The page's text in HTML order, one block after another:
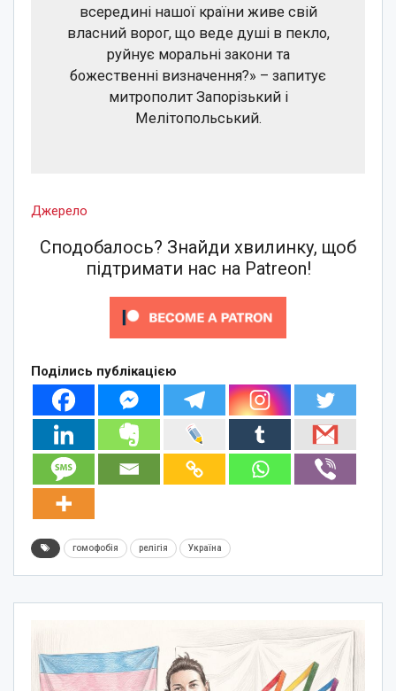
всередині нашої країни живе свій
власний ворог, що веде душі в пекло,
руйнує моральні закони та
божественні визначення?» – запитує
митрополит Запорізький і
Мелітопольський.
Джерело
Сподобалось? Знайди хвилинку, щоб
підтримати нас на Patreon!
Поділись публікацією
гомофобія релігія Україна